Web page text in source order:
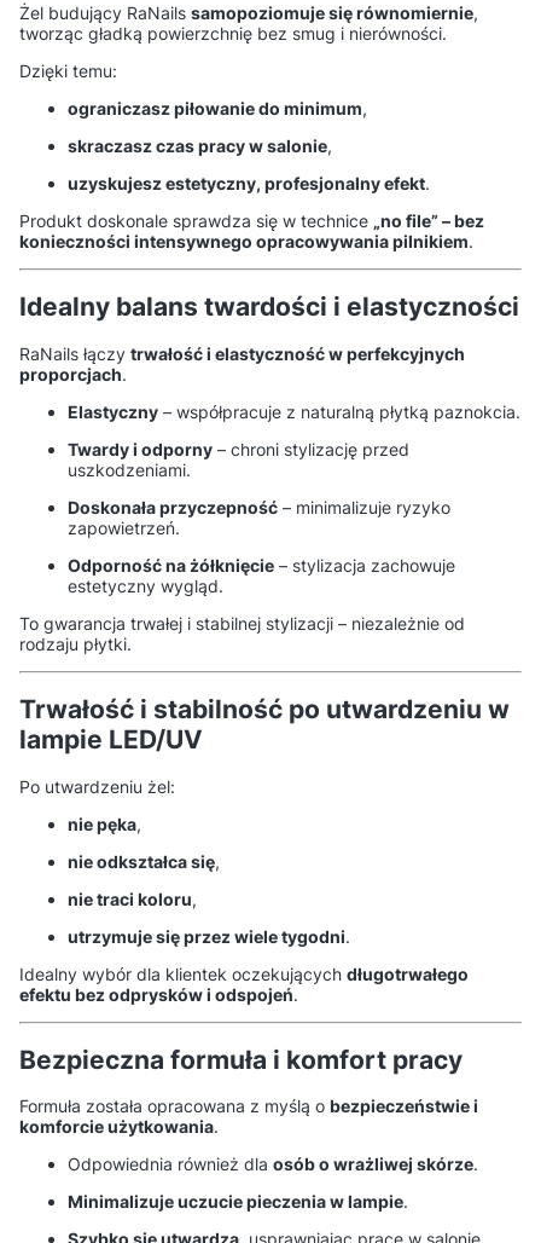
Żel budujący RaNails samopoziomuje się równomiernie,
tworząc gładką powierzchnię bez smug i nierówności.
Dzięki temu:
ograniczasz piłowanie do minimum,
skraczasz czas pracy w salonie,
uzyskujesz estetyczny, profesjonalny efekt.
Produkt doskonale sprawdza się w technice „no file” – bez
konieczności intensywnego opracowywania pilnikiem.
Idealny balans twardości i elastyczności
RaNails łączy trwałość i elastyczność w perfekcyjnych
proporcjach.
Elastyczny – współpracuje z naturalną płytką paznokcia.
Twardy i odporny – chroni stylizację przed
uszkodzeniami.
Doskonała przyczepność – minimalizuje ryzyko
zapowietrzeń.
Odporność na żółknięcie – stylizacja zachowuje
estetyczny wygląd.
To gwarancja trwałej i stabilnej stylizacji – niezależnie od
rodzaju płytki.
Trwałość i stabilność po utwardzeniu w
lampie LED/UV
Po utwardzeniu żel:
nie pęka,
nie odkształca się,
nie traci koloru,
utrzymuje się przez wiele tygodni.
Idealny wybór dla klientek oczekujących długotrwałego
efektu bez odprysków i odspojeń.
Bezpieczna formuła i komfort pracy
Formuła została opracowana z myślą o bezpieczeństwie i
komforcie użytkowania.
Odpowiednia również dla osób o wrażliwej skórze.
Minimalizuje uczucie pieczenia w lampie.